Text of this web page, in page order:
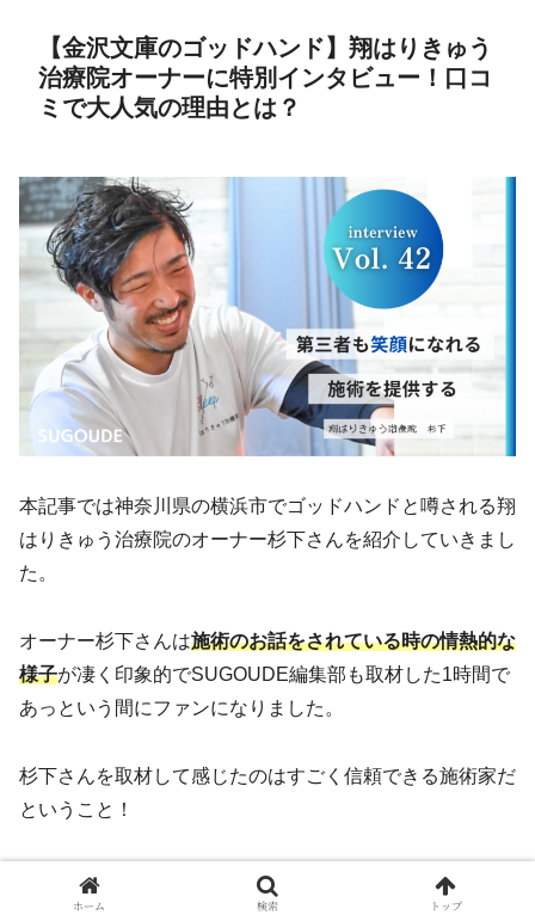
【金沢文庫のゴッドハンド】翔はりきゅう
治療院オーナーに特別インタビュー！口コ
ミで大人気の理由とは？
本記事では神奈川県の横浜市でゴッドハンドと噂される翔
はりきゅう治療院のオーナー杉下さんを紹介していきまし
た。
オーナー杉下さんは施術のお話をされている時の情熱的な
様子が凄く印象的でSUGOUDE編集部も取材した1時間で
あっという間にファンになりました。
杉下さんを取材して感じたのはすごく信頼できる施術家だ
ということ！
ぜひ、お一人で悩まれず、お近くに住まれている方は杉下
さんの施術をうけてみてください！
ホーム 検索 トップ